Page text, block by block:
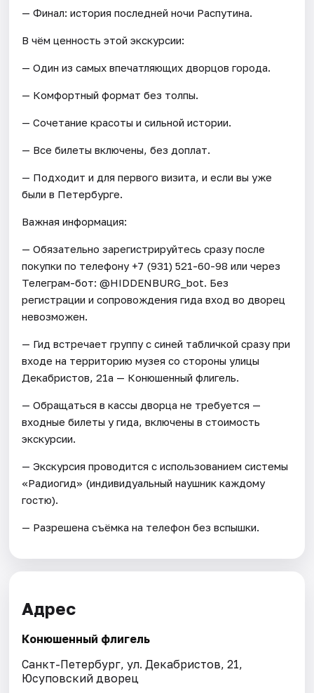
— Финал: история последней ночи Распутина.
В чём ценность этой экскурсии:
— Один из самых впечатляющих дворцов города.
— Комфортный формат без толпы.
— Сочетание красоты и сильной истории.
— Все билеты включены, без доплат.
— Подходит и для первого визита, и если вы уже
были в Петербурге.
Важная информация:
— Обязательно зарегистрируйтесь сразу после
покупки по телефону +7 (931) 521-60-98 или через
Телеграм-бот: @HIDDENBURG_bot. Без
регистрации и сопровождения гида вход во дворец
невозможен.
— Гид встречает группу с синей табличкой сразу при
входе на территорию музея со стороны улицы
Декабристов, 21а — Конюшенный флигель.
— Обращаться в кассы дворца не требуется —
входные билеты у гида, включены в стоимость
экскурсии.
— Экскурсия проводится с использованием системы
«Радиогид» (индивидуальный наушник каждому
гостю).
— Разрешена съёмка на телефон без вспышки.
Адрес
Конюшенный флигель
Санкт-Петербург, ул. Декабристов, 21,
Юсуповский дворец